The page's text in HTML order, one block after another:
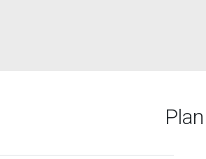
Plan